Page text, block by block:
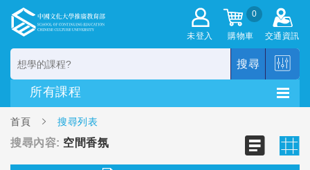
未登入
0
購物車 交通資訊
搜尋
首頁 搜尋列表
搜尋內容: 空間香氛